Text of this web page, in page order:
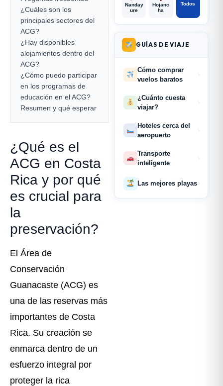
¿Cuáles son los
principales sectores del
ACG?
¿Hay disponibles
alojamientos dentro del
ACG?
¿Cómo puedo participar
en los programas de
educación en el ACG?
Resumen y qué esperar
¿Qué es el
ACG en Costa
Rica y por qué
es crucial para
la
preservación?
El Área de
Conservación
Guanacaste (ACG) es
una de las reservas más
importantes de Costa
Rica. Su creación se
enmarca dentro de un
esfuerzo integral por
proteger la rica
Nanday
ure
Hojanc
ha
Todos
GUÍAS DE VIAJE
Cómo comprar
vuelos baratos
›
¿Cuánto cuesta
viajar?
›
Hoteles cerca del
aeropuerto
›
Transporte
inteligente
›
Las mejores playas ›